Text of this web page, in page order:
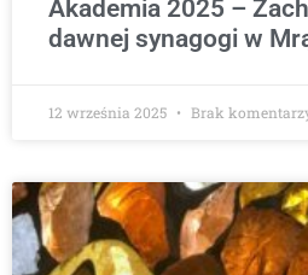
Akademia 2025 –
dawnej synagogi w
12 września 2025 Brak